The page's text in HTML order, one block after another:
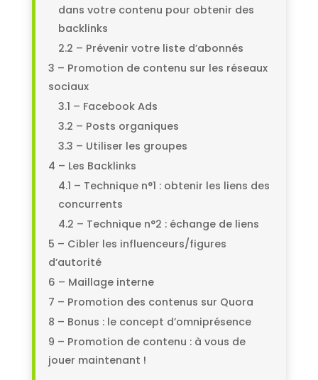
dans votre contenu pour obtenir des
backlinks
2.2 – Prévenir votre liste d’abonnés
3 – Promotion de contenu sur les réseaux
sociaux
3.1 – Facebook Ads
3.2 – Posts organiques
3.3 – Utiliser les groupes
4 – Les Backlinks
4.1 – Technique n°1 : obtenir les liens des
concurrents
4.2 – Technique n°2 : échange de liens
5 – Cibler les influenceurs/figures
d’autorité
6 – Maillage interne
7 – Promotion des contenus sur Quora
8 – Bonus : le concept d’omniprésence
9 – Promotion de contenu : à vous de
jouer maintenant !